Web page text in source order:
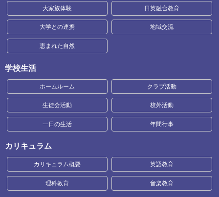
大家族体験 日英融合教育
大学との連携 地域交流
恵まれた自然
学校生活
ホームルーム クラブ活動
生徒会活動 校外活動
一日の生活 年間行事
カリキュラム
カリキュラム概要 英語教育
理科教育 音楽教育